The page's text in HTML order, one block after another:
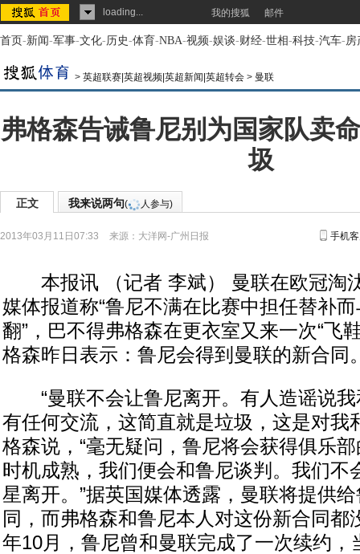
loading... 我的搜狐 邮件
首页-新闻-军事-文化-历史-体育-NBA-视频-娱谈-财经-世相-科技-汽车-房
> 英超联赛|英超视频|英超新闻|英超转会 > 曼联
弗格森告诫鲁尼别为国家队卖
圾
正文 我来说两句( 人参与)
2013年03月11日07:33 来源： 大洋网-广州日报 手机
本报讯 （记者 李斌） 曼联在欧冠淘
媒体报道称“鲁尼不满在比赛中担任替补
翻”，巴不得弗格森在更衣室又来一次“飞
格森昨日表示：鲁尼会得到曼联的新合同
“曼联不会让鲁尼离开。有人造谣说我
有任何交流，这简直就是垃圾，这是对我
格森说，“毫无疑问，鲁尼将会获得俱乐
时机成熟，我们便会和鲁尼谈判。我们不
星离开。”据英国媒体透露，曼联将提供
同，而弗格森和鲁尼本人对这份新合同都
年10月，鲁尼曾和曼联完成了一次续约，